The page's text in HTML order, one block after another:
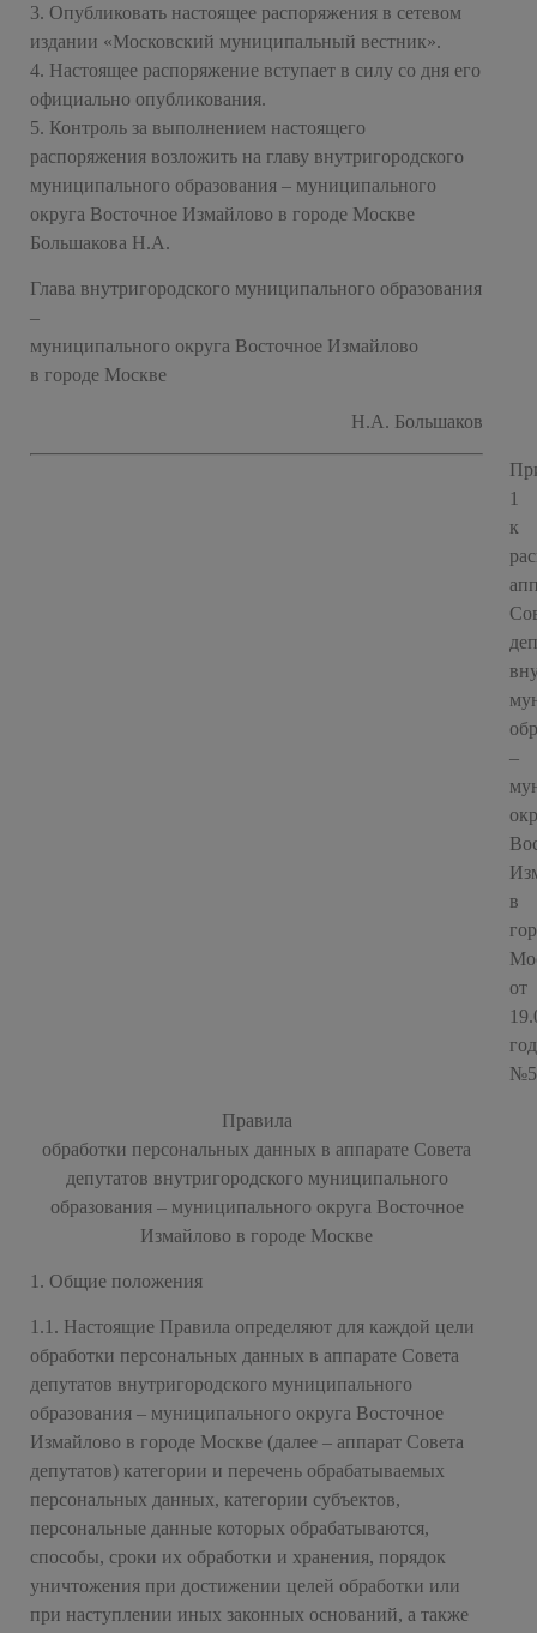
3. Опубликовать настоящее распоряжения в сетевом
издании «Московский муниципальный вестник».
4. Настоящее распоряжение вступает в силу со дня его
официально опубликования.
5. Контроль за выполнением настоящего
распоряжения возложить на главу внутригородского
муниципального образования – муниципального
округа Восточное Измайлово в городе Москве
Большакова Н.А.
Глава внутригородского муниципального образования
–
муниципального округа Восточное Измайлово
в городе Москве
Н.А. Большаков
1
к
–
в
от
№5
Правила
обработки персональных данных в аппарате Совета
депутатов внутригородского муниципального
образования – муниципального округа Восточное
Измайлово в городе Москве
1. Общие положения
1.1. Настоящие Правила определяют для каждой цели
обработки персональных данных в аппарате Совета
депутатов внутригородского муниципального
образования – муниципального округа Восточное
Измайлово в городе Москве (далее – аппарат Совета
депутатов) категории и перечень обрабатываемых
персональных данных, категории субъектов,
персональные данные которых обрабатываются,
способы, сроки их обработки и хранения, порядок
уничтожения при достижении целей обработки или
при наступлении иных законных оснований, а также